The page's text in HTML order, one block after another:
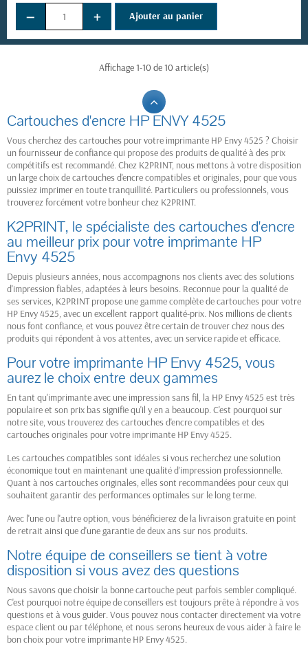
− + Ajouter au panier
Affichage 1-10 de 10 article(s)
Cartouches d'encre HP ENVY 4525
Vous cherchez des cartouches pour votre imprimante HP Envy 4525 ? Choisir
un fournisseur de confiance qui propose des produits de qualité à des prix
compétitifs est recommandé. Chez K2PRINT, nous mettons à votre disposition
un large choix de cartouches d'encre compatibles et originales, pour que vous
puissiez imprimer en toute tranquillité. Particuliers ou professionnels, vous
trouverez forcément votre bonheur chez K2PRINT.
K2PRINT, le spécialiste des cartouches d'encre
au meilleur prix pour votre imprimante HP
Envy 4525
Depuis plusieurs années, nous accompagnons nos clients avec des solutions
d'impression fiables, adaptées à leurs besoins. Reconnue pour la qualité de
ses services, K2PRINT propose une gamme complète de cartouches pour votre
HP Envy 4525, avec un excellent rapport qualité-prix. Nos millions de clients
nous font confiance, et vous pouvez être certain de trouver chez nous des
produits qui répondent à vos attentes, avec un service rapide et efficace.
Pour votre imprimante HP Envy 4525, vous
aurez le choix entre deux gammes
En tant qu'imprimante avec une impression sans fil, la HP Envy 4525 est très
populaire et son prix bas signifie qu'il y en a beaucoup. C'est pourquoi sur
notre site, vous trouverez des cartouches d'encre compatibles et des
cartouches originales pour votre imprimante HP Envy 4525.
Les cartouches compatibles sont idéales si vous recherchez une solution
économique tout en maintenant une qualité d’impression professionnelle.
Quant à nos cartouches originales, elles sont recommandées pour ceux qui
souhaitent garantir des performances optimales sur le long terme.
Avec l'une ou l'autre option, vous bénéficierez de la livraison gratuite en point
de retrait ainsi que d'une garantie de deux ans sur nos produits.
Notre équipe de conseillers se tient à votre
disposition si vous avez des questions
Nous savons que choisir la bonne cartouche peut parfois sembler compliqué.
C'est pourquoi notre équipe de conseillers est toujours prête à répondre à vos
questions et à vous guider. Vous pouvez nous contacter directement via votre
espace client ou par téléphone, et nous serons heureux de vous aider à faire le
bon choix pour votre imprimante HP Envy 4525.